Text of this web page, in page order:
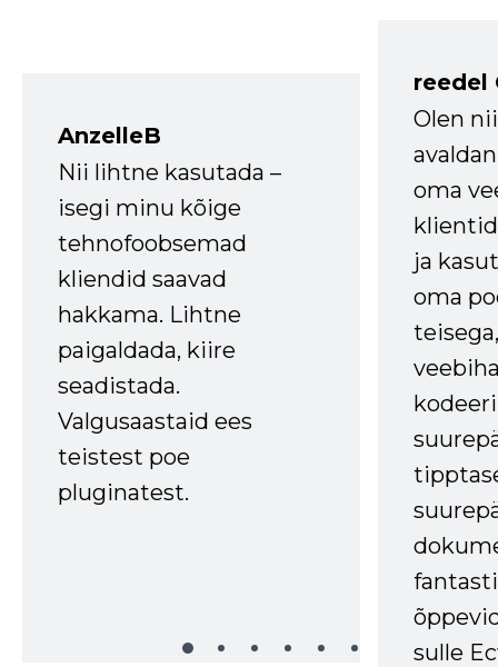
AnzelleB
Nii lihtne kasutada –
isegi minu kõige
tehnofoobsemad
kliendid saavad
hakkama. Lihtne
paigaldada, kiire
seadistada.
Valgusaastaid ees
teistest poe
pluginatest.
reedel
Olen
oma
ja
oma
sulle